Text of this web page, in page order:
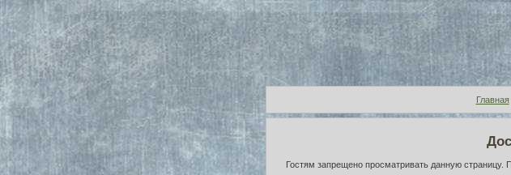
Главная
Гостям запрещено просматривать данную страницу.